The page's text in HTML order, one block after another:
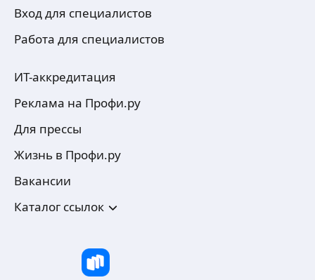
Вход для специалистов
Работа для специалистов
ИТ-аккредитация
Реклама на Профи.ру
Для прессы
Жизнь в Профи.ру
Вакансии
Каталог ссылок